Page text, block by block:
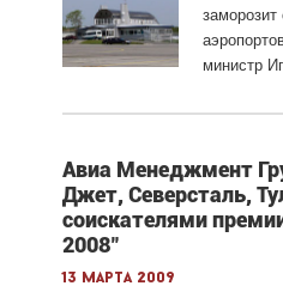
заморозит
министр
Авиа Менеджмент
Джет, Северсталь,
соискателями
2008"
13 марта 2009